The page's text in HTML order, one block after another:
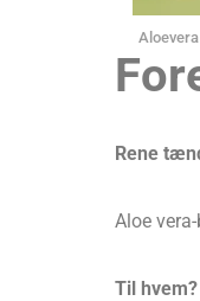
Rene
Aloe
Til hvem?